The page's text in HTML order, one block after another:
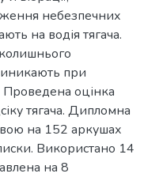
небезпечних
на водія тягача.
при
Проведена оцінка
тягача. Дипломна
на 152 аркушах
Використано 14
на 8